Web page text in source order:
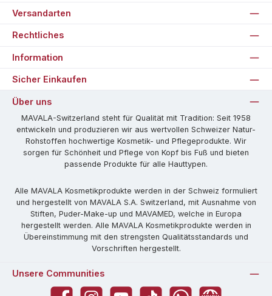
Rechtliches
Information
Versandarten
Sicher Einkaufen
Über uns
MAVALA-Switzerland steht für Qualität mit Tradition: Seit 1958
entwickeln und produzieren wir aus wertvollen Schweizer Natur-
Rohstoffen hochwertige Kosmetik- und Pflegeprodukte. Wir
sorgen für Schönheit und Pflege von Kopf bis Fuß und bieten
passende Produkte für alle Hauttypen.
Alle MAVALA Kosmetikprodukte werden in der Schweiz formuliert
und hergestellt von MAVALA S.A. Switzerland, mit Ausnahme von
Stiften, Puder-Make-up und MAVAMED, welche in Europa
hergestellt werden. Alle MAVALA Kosmetikprodukte werden in
Übereinstimmung mit den strengsten Qualitätsstandards und
Vorschriften hergestellt.
Unsere Communities